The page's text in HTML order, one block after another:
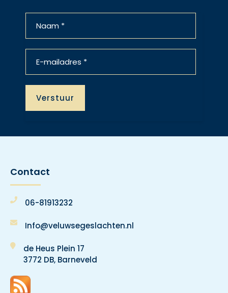
Contact
06-81913232
Info@veluwsegeslachten.nl
de Heus Plein 17
3772 DB, Barneveld